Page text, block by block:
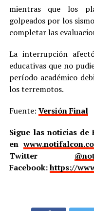
mientras que los
golpeados por los
completar las
La interrupción
educativas que no
período académico
los terremotos.
Fuente: Versión Final
Sigue las noticias de
en
Twitter
Facebook:https://